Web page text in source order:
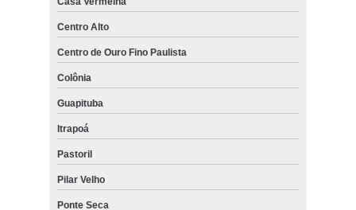
Centro Alto
Centro de Ouro Fino Paulista
Colônia
Guapituba
Itrapoá
Pastoril
Pilar Velho
Ponte Seca